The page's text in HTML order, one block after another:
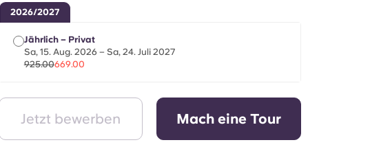
2026/2027
Jährlich – Privat
Sa, 15. Aug. 2026 – Sa, 24. Juli 2027
925.00669.00
Jetzt bewerben Mach eine Tour